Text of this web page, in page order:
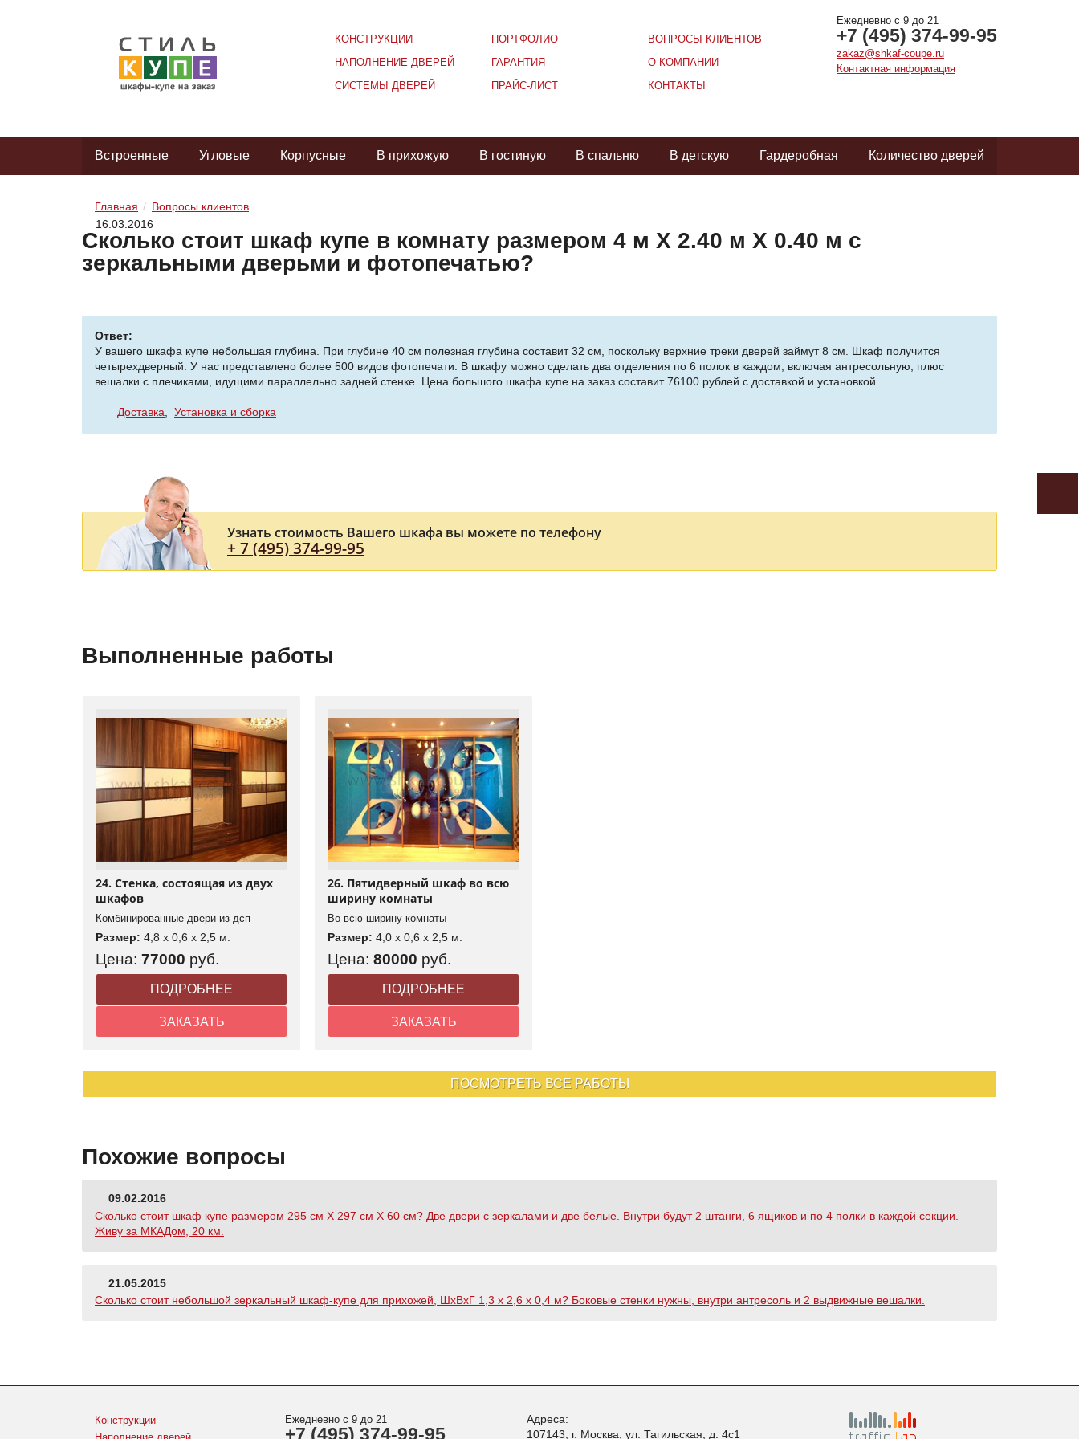
Ежедневно с 9 до 21
+7 (495) 374-99-95
zakaz@shkaf-coupe.ru
Контактная информация
КОНСТРУКЦИИ
НАПОЛНЕНИЕ ДВЕРЕЙ
СИСТЕМЫ ДВЕРЕЙ
ПОРТФОЛИО
ГАРАНТИЯ
ПРАЙС-ЛИСТ
ВОПРОСЫ КЛИЕНТОВ
О КОМПАНИИ
КОНТАКТЫ
Встроенные Угловые Корпусные В прихожую В гостиную В спальню В детскую Гардеробная Количество дверей
Главная
Вопросы клиентов
16.03.2016
Сколько стоит шкаф купе в комнату размером 4 м Х 2.40 м Х 0.40 м с
зеркальными дверьми и фотопечатью?
Ответ:
У вашего шкафа купе небольшая глубина. При глубине 40 см полезная глубина составит 32 см, поскольку верхние треки дверей займут 8 см. Шкаф получится
четырехдверный. У нас представлено более 500 видов фотопечати. В шкафу можно сделать два отделения по 6 полок в каждом, включая антресольную, плюс
вешалки с плечиками, идущими параллельно задней стенке. Цена большого шкафа купе на заказ составит 76100 рублей с доставкой и установкой.
Доставка Установка и сборка
Узнать стоимость Вашего шкафа вы можете по телефону
+ 7 (495) 374-99-95
Выполненные работы
24. Стенка, состоящая из двух
шкафов
Комбинированные двери из дсп
Размер: 4,8 x 0,6 x 2,5 м.
Цена: 77000 руб.
ПОДРОБНЕЕ
ЗАКАЗАТЬ
26. Пятидверный шкаф во всю
ширину комнаты
Во всю ширину комнаты
Размер: 4,0 x 0,6 x 2,5 м.
Цена: 80000 руб.
ПОДРОБНЕЕ
ЗАКАЗАТЬ
ПОСМОТРЕТЬ ВСЕ РАБОТЫ
Похожие вопросы
09.02.2016
Сколько стоит шкаф купе размером 295 см Х 297 см Х 60 см? Две двери с зеркалами и две белые. Внутри будут 2 штанги, 6 ящиков и по 4 полки в каждой секции.
Живу за МКАДом, 20 км.
21.05.2015
Сколько стоит небольшой зеркальный шкаф-купе для прихожей, ШхВхГ 1,3 х 2,6 х 0,4 м? Боковые стенки нужны, внутри антресоль и 2 выдвижные вешалки.
Конструкции
Ежедневно с 9 до 21
+7 (495) 374-99-95
Адреса:
107143, г. Москва, ул. Тагильская, д. 4с1